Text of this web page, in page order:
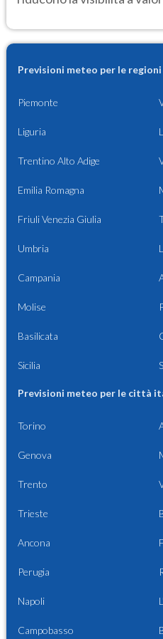
Previsioni meteo per le
Piemonte
Liguria
Trentino Alto Adige
Emilia Romagna
Friuli Venezia Giulia
Umbria
Campania
Molise
Basilicata
Sicilia
Previsioni meteo per le città
Torino
Genova
Trento
Trieste
Ancona
Perugia
Napoli
Campobasso